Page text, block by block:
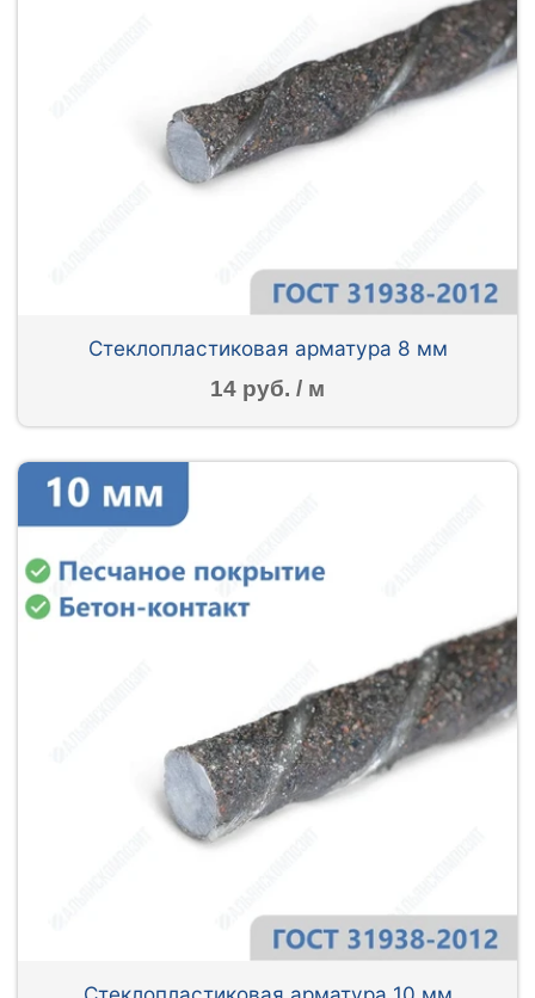
Стеклопластиковая арматура 8 мм
14 руб. / м